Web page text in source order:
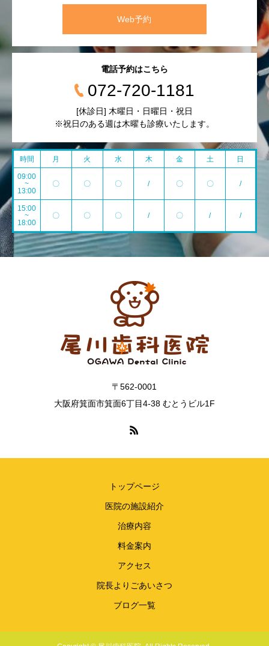
Web予約
電話予約はこちら
072-720-1181
[休診日] 木曜日・日曜日・祝日
※祝日のある週は木曜も診療いたします。
時間 月 火 水 木 金 土 日
09:00
~
13:00
〇 〇 〇 / 〇 〇 /
15:00
~
18:00
〇 〇 〇 / 〇 / /
〒562-0001
大阪府箕面市箕面6丁目4-38 むとうビル1F
トップページ
医院の施設紹介
治療内容
料金案内
アクセス
院長よりごあいさつ
ブログ一覧